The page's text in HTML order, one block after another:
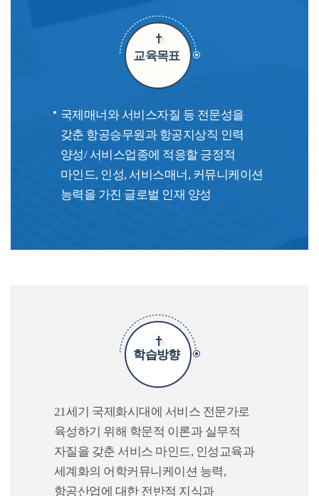
교육목표
국제매너와 서비스자질 등 전문성을
갖춘 항공승무원과 항공지상직 인력
양성/ 서비스업종에 적응할 긍정적
마인드, 인성, 서비스매너, 커뮤니케이션
능력을 가진 글로벌 인재 양성
학습방향
21세기 국제화시대에 서비스 전문가로
육성하기 위해 학문적 이론과 실무적
자질을 갖춘 서비스 마인드, 인성교육과
세계화의 어학커뮤니케이션 능력,
항공산업에 대한 전반적 지식과